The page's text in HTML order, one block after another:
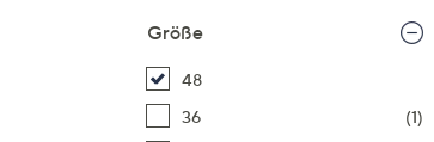
Größe
48
36
(1)